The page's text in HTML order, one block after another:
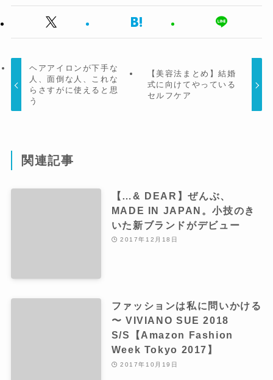
ヘアアイロンが下手な
人、面倒な人、これな
らさすがに使えると思
う
【美容法まとめ】結婚
式に向けてやっている
セルフケア
関連記事
【…& DEAR】ぜんぶ、
MADE IN JAPAN。小技のき
いた新ブランドがデビュー
2017年12月18日
ファッションは私に問いかける
〜 VIVIANO SUE 2018
S/S【Amazon Fashion
Week Tokyo 2017】
2017年10月19日